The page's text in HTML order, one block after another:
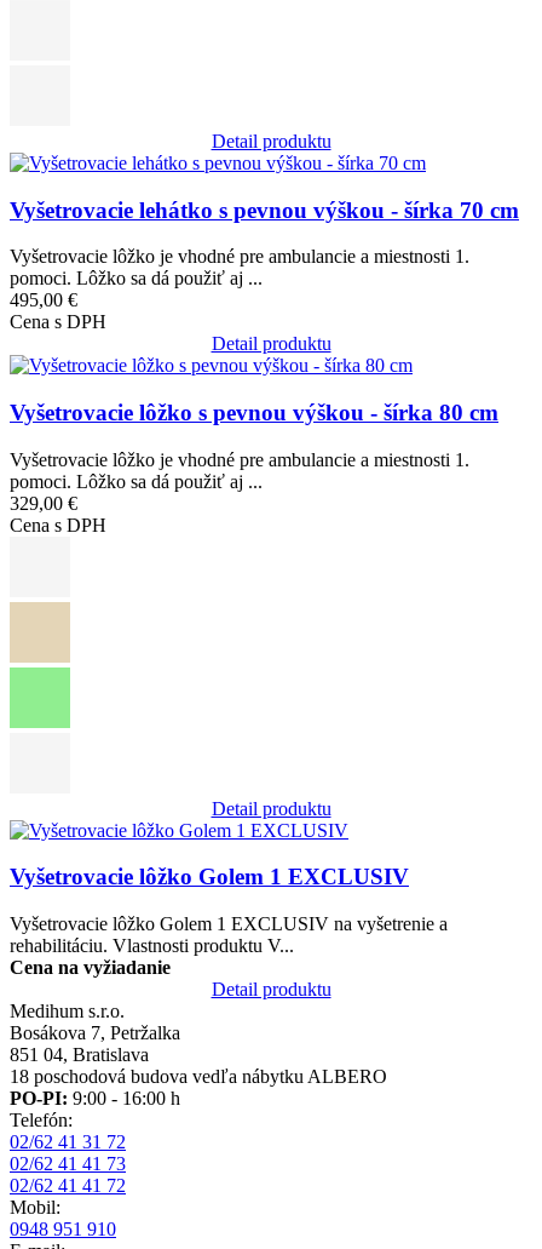
Detail produktu
Obrázok
Vyšetrovacie lehátko s pevnou výškou - šírka 70 cm
Vyšetrovacie lôžko je vhodné pre ambulancie a miestnosti 1.
pomoci. Lôžko sa dá použiť aj ...
495,00 €
Cena s DPH
Detail produktu
Obrázok
Vyšetrovacie lôžko s pevnou výškou - šírka 80 cm
Vyšetrovacie lôžko je vhodné pre ambulancie a miestnosti 1.
pomoci. Lôžko sa dá použiť aj ...
329,00 €
Cena s DPH
Detail produktu
Obrázok
Vyšetrovacie lôžko Golem 1 EXCLUSIV
Vyšetrovacie lôžko Golem 1 EXCLUSIV na vyšetrenie a
rehabilitáciu. Vlastnosti produktu V...
Cena na vyžiadanie
Detail produktu
Medihum s.r.o.
Bosákova 7, Petržalka
851 04, Bratislava
18 poschodová budova vedľa nábytku ALBERO
PO-PI: 9:00 - 16:00 h
Telefón:
02/62 41 31 72
02/62 41 41 73
02/62 41 41 72
Mobil:
0948 951 910